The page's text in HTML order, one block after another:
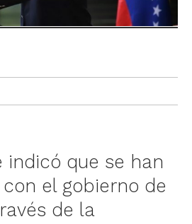
indicó que se han
el gobierno de
de la